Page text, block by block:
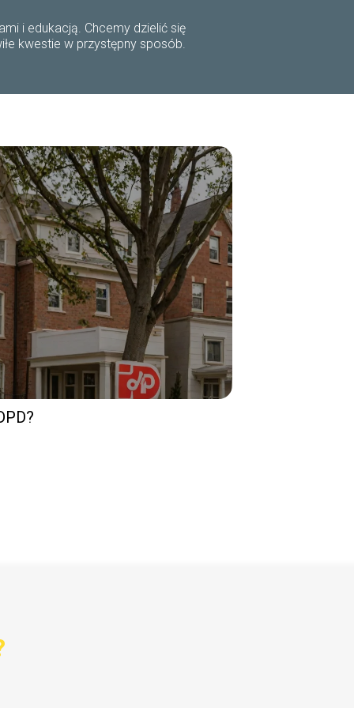
i edukacją. Chcemy dzielić się
kwestie w przystępny sposób.